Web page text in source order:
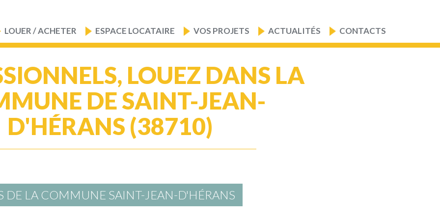
LOUER / ACHETER ESPACE LOCATAIRE VOS PROJETS ACTUALITÉS CONTACTS
LOUEZ DANS LA
DE SAINT-JEAN-
D'HÉRANS (38710)
DE LA COMMUNE SAINT-JEAN-D'HÉRANS